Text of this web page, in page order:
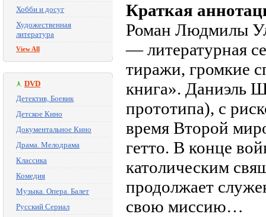
Хобби и досуг
Художественная
литература
View All
DVD
Детектив, Боевик
Детское Кино
Документальное Кино
Драма. Мелодрама
Классика
Комедия
Музыка. Опера. Балет
Русский Сериал
Краткая
Роман Людмилы
— литературная
тиражи, громкие
книга». Даниэль
прототипа), с
время Второй
гетто. В конце
католическим
продолжает
свою миссию…